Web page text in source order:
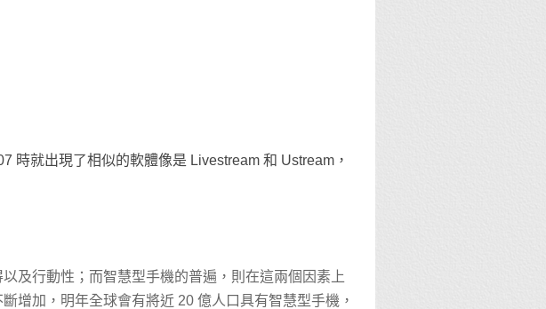
時就出現了相似的軟體像是 Livestream 和 Ustream，
及行動性；而智慧型手機的普遍，則在這兩個因素上
增加，明年全球會有將近 20 億人口具有智慧型手機，